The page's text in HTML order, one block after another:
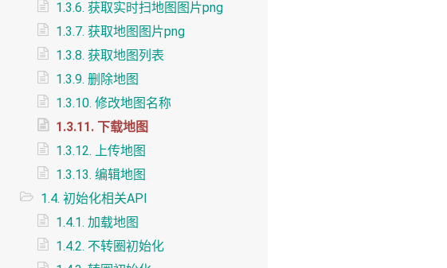
1.3.6. 获取实时扫地图图片png
1.3.7. 获取地图图片png
1.3.8. 获取地图列表
1.3.9. 删除地图
1.3.10. 修改地图名称
1.3.11. 下载地图
1.3.12. 上传地图
1.3.13. 编辑地图
1.4. 初始化相关API
1.4.1. 加载地图
1.4.2. 不转圈初始化